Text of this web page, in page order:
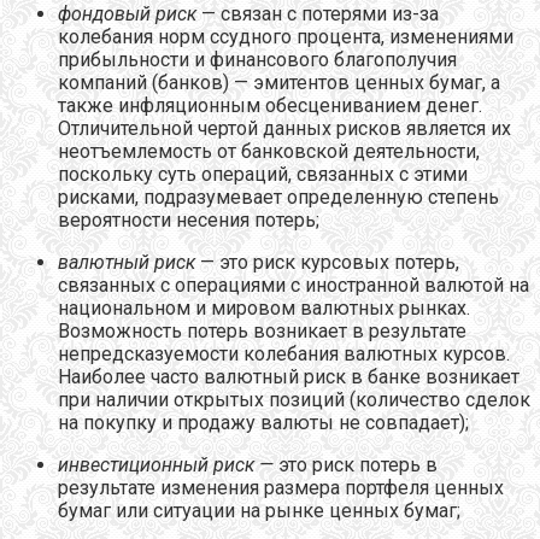
фондовый риск— связан с потерями из-за
колебания норм ссудного процента, изменениями
прибыльности и финансового благополучия
компаний (банков) — эмитентов ценных бумаг, а
также инфляционным обесцениванием денег.
Отличительной чертой данных рисков является их
неотъемлемость от банковской деятельности,
поскольку суть операций, связанных с этими
рисками, подразумевает определенную степень
вероятности несения потерь;
валютный риск— это риск курсовых потерь,
связанных с операциями с иностранной валютой на
национальном и мировом валютных рынках.
Возможность потерь возникает в результате
непредсказуемости колебания валютных курсов.
Наиболее часто валютный риск в банке возникает
при наличии открытых позиций (количество сделок
на покупку и продажу валюты не совпадает);
инвестиционный риск — это риск потерь в
результате изменения размера портфеля ценных
бумаг или ситуации на рынке ценных бумаг;